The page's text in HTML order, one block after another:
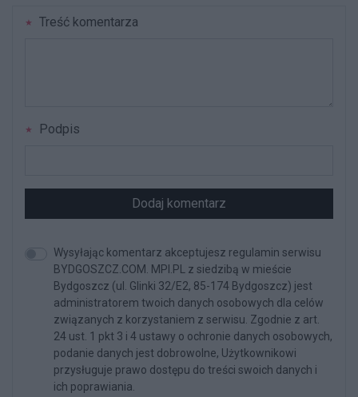
Treść komentarza
Podpis
Dodaj komentarz
Wysyłając komentarz akceptujesz regulamin serwisu
BYDGOSZCZ.COM. MPI.PL z siedzibą w mieście
Bydgoszcz (ul. Glinki 32/E2, 85-174 Bydgoszcz) jest
administratorem twoich danych osobowych dla celów
związanych z korzystaniem z serwisu. Zgodnie z art.
24 ust. 1 pkt 3 i 4 ustawy o ochronie danych osobowych,
podanie danych jest dobrowolne, Użytkownikowi
przysługuje prawo dostępu do treści swoich danych i
ich poprawiania.